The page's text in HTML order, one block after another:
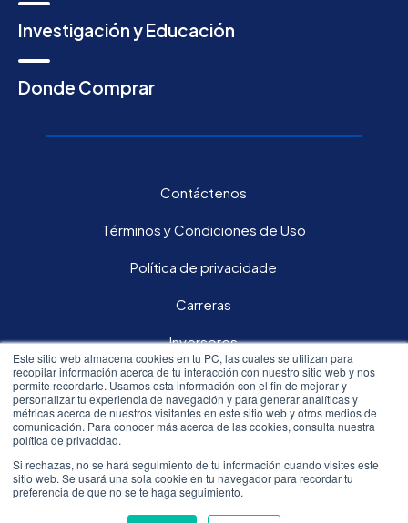
Este sitio web almacena cookies en tu PC, las cuales se utilizan para
recopilar información acerca de tu interacción con nuestro sitio web y nos
permite recordarte. Usamos esta información con el fin de mejorar y
personalizar tu experiencia de navegación y para generar analíticas y
métricas acerca de nuestros visitantes en este sitio web y otros medios de
comunicación. Para conocer más acerca de las cookies, consulta nuestra
política de privacidad.
Si rechazas, no se hará seguimiento de tu información cuando visites este
sitio web. Se usará una sola cookie en tu navegador para recordar tu
preferencia de que no se te haga seguimiento.
Investigación y Educación
Donde Comprar
Contáctenos
Términos y Condiciones de Uso
Política de privacidade
Carreras
Inversores
Síguenos en nuestras redes sociales:
All rights reserved.© 2020 Resmed